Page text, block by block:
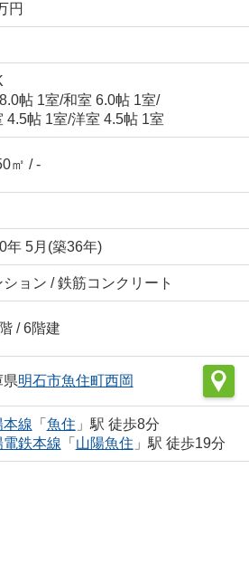
円
帖 1室/和室 6.0帖 1室/
4.5帖 1室/洋室 4.5帖 1室
㎡ / -
年 5月(築36年)
ション / 鉄筋コンクリート
/ 6階建
県明石市魚住町西岡
本線 「 魚住 」駅 徒歩8分
電鉄本線 「 山陽魚住 」駅 徒歩19分